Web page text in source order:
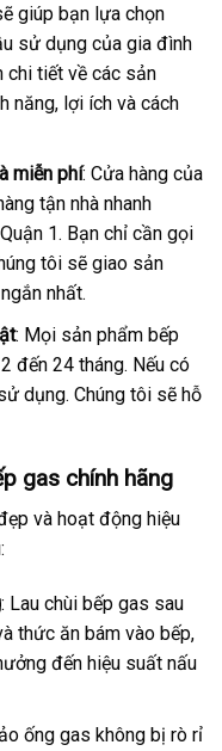
giúp bạn lựa chọn
sử dụng của gia đình
chi tiết về các sản
năng, lợi ích và cách
miễn phí: Cửa hàng của
tận nhà nhanh
1. Bạn chỉ cần gọi
tôi sẽ giao sản
nhất.
: Mọi sản phẩm bếp
đến 24 tháng. Nếu có
dụng. Chúng tôi sẽ hỗ
gas chính hãng
và hoạt động hiệu
: Lau chùi bếp gas sau
thức ăn bám vào bếp,
đến hiệu suất nấu
ống gas không bị rò rỉ